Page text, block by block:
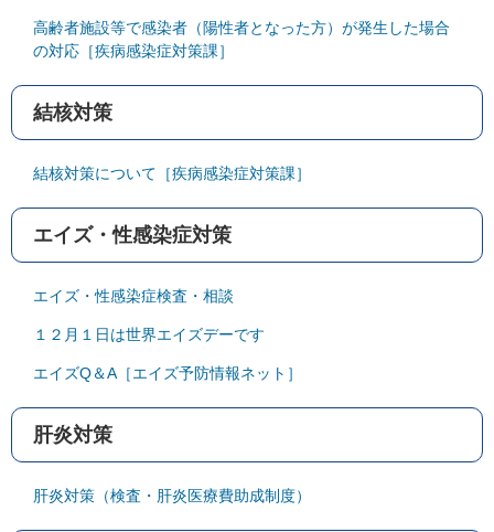
高齢者施設等で感染者（陽性者となった方）が発生した場合
の対応［疾病感染症対策課］
結核対策
結核対策について［疾病感染症対策課］
エイズ・性感染症対策
エイズ・性感染症検査・相談
１２月１日は世界エイズデーです
エイズQ＆A［エイズ予防情報ネット］
肝炎対策
肝炎対策（検査・肝炎医療費助成制度）